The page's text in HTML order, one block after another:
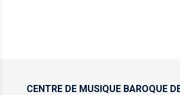
CENTRE DE MUSIQUE BAROQUE